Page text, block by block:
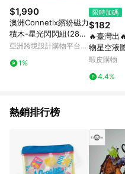
8. LINE購物為購物資訊整合性平
如顯示之商品規格、顏色、價位
頁不符，以銷售網頁標示為準。
日期+180天以內至LINE購物客
行申訴，恕無法贈點回饋。 10.
用，或不適用於無回饋商品。各
請依點數紅包頁面規則為準。
$1,990
澳洲Connetix繽紛磁力
積木-星光閃閃組(28p
c)
亞洲跨境設計購物平台
1%
限時加碼
$182
🔥臺灣出
物星空液
宇航員掛
蝦皮購物
4.4%
熱銷排行榜